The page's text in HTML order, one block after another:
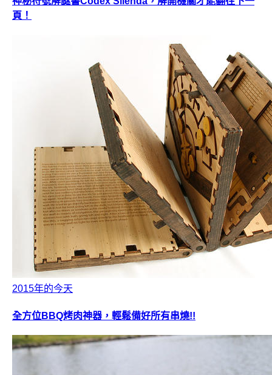
頁！
2015年的今天
全方位BBQ烤肉神器，輕鬆備好所有串燒!!